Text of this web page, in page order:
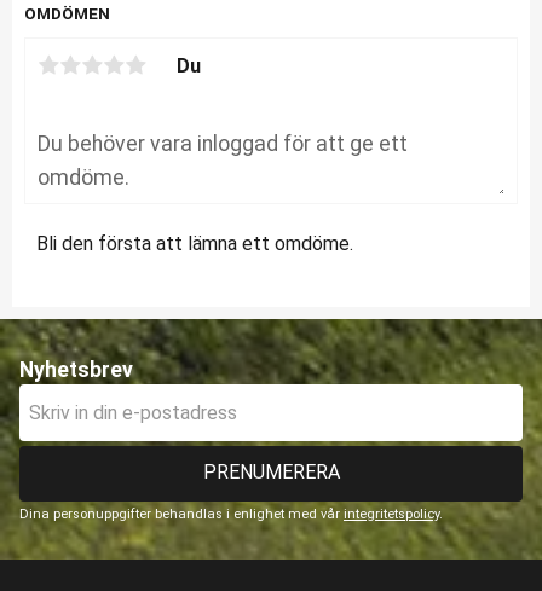
OMDÖMEN
Du
Bli den första att lämna ett omdöme.
Nyhetsbrev
PRENUMERERA
Dina personuppgifter behandlas i enlighet med vår integritetspolicy.